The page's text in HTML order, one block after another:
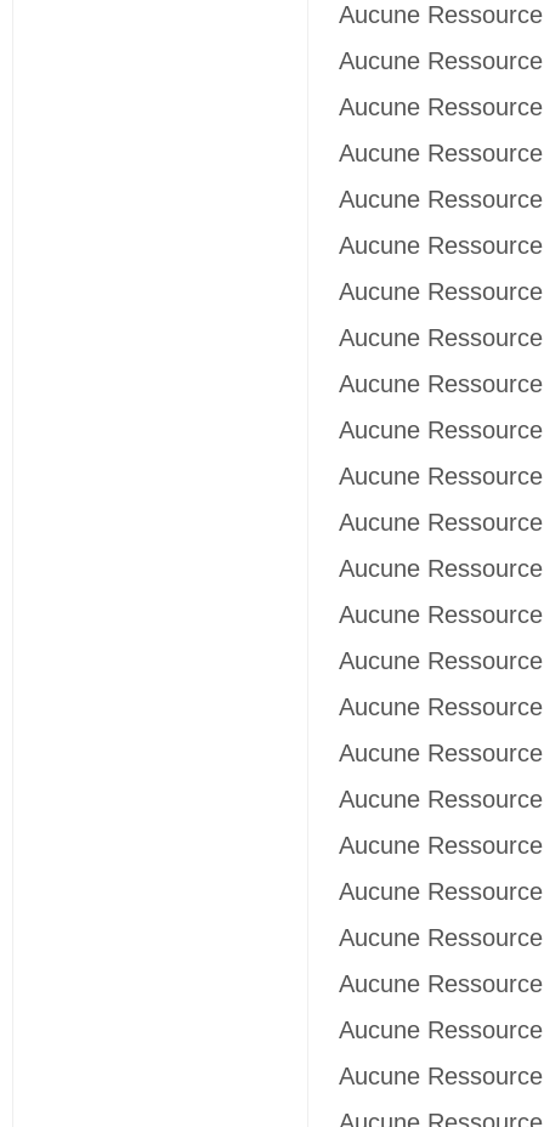
Aucune
Aucune
Aucune
Aucune
Aucune
Aucune
Aucune
Aucune
Aucune
Aucune
Aucune
Aucune
Aucune
Aucune
Aucune
Aucune
Aucune
Aucune
Aucune
Aucune
Aucune
Aucune
Aucune
Aucune